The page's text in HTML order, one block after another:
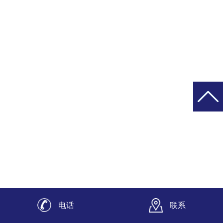
电话 联系